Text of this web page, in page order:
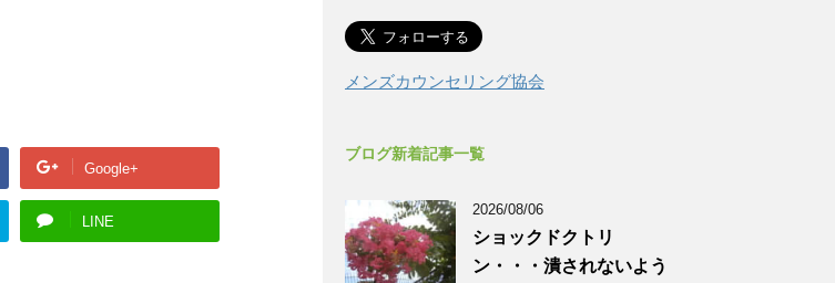
Google+
LINE
メンズカウンセリング協会
ブログ新着記事一覧
2026/08/06
ショックドクトリ
ン・・・潰されないよう